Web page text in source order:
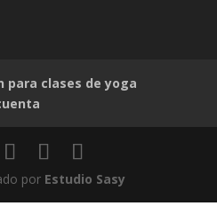
para clases de yoga
por Estudio Sasy